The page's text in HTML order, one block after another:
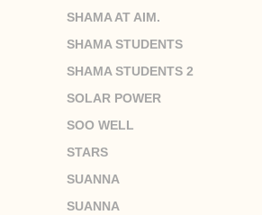
SHAMA AT AIM.
SHAMA STUDENTS
SHAMA STUDENTS 2
SOLAR POWER
SOO WELL
STARS
SUANNA
SUANNA